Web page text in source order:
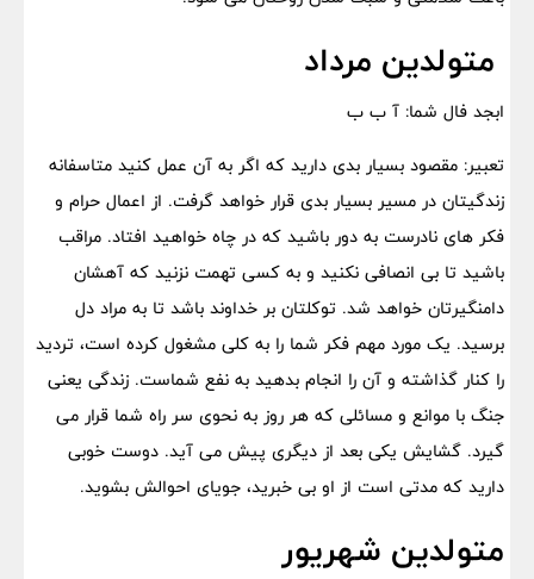
متولدین مرداد
ابجد فال شما: آ ب ب
تعبیر: مقصود بسیار بدی دارید که اگر به آن عمل کنید متاسفانه
زندگیتان در مسیر بسیار بدی قرار خواهد گرفت. از اعمال حرام و
فکر های نادرست به دور باشید که در چاه خواهید افتاد. مراقب
باشید تا بی انصافی نکنید و به کسی تهمت نزنید که آهشان
دامنگیرتان خواهد شد. توکلتان بر خداوند باشد تا به مراد دل
برسید. یک مورد مهم فکر شما را به کلی مشغول کرده است، تردید
را کنار گذاشته و آن را انجام بدهید به نفع شماست. زندگی یعنی
جنگ با موانع و مسائلی که هر روز به نحوی سر راه شما قرار می
گیرد. گشایش یکی بعد از دیگری پیش می آید. دوست خوبی
دارید که مدتی است از او بی خبرید، جویای احوالش بشوید.
متولدین شهریور